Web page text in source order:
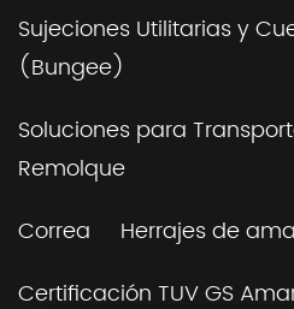
Sujeciones Utilitarias y
(Bungee)
Soluciones para
Remolque
Correa
Herrajes de
Certificación TUV GS